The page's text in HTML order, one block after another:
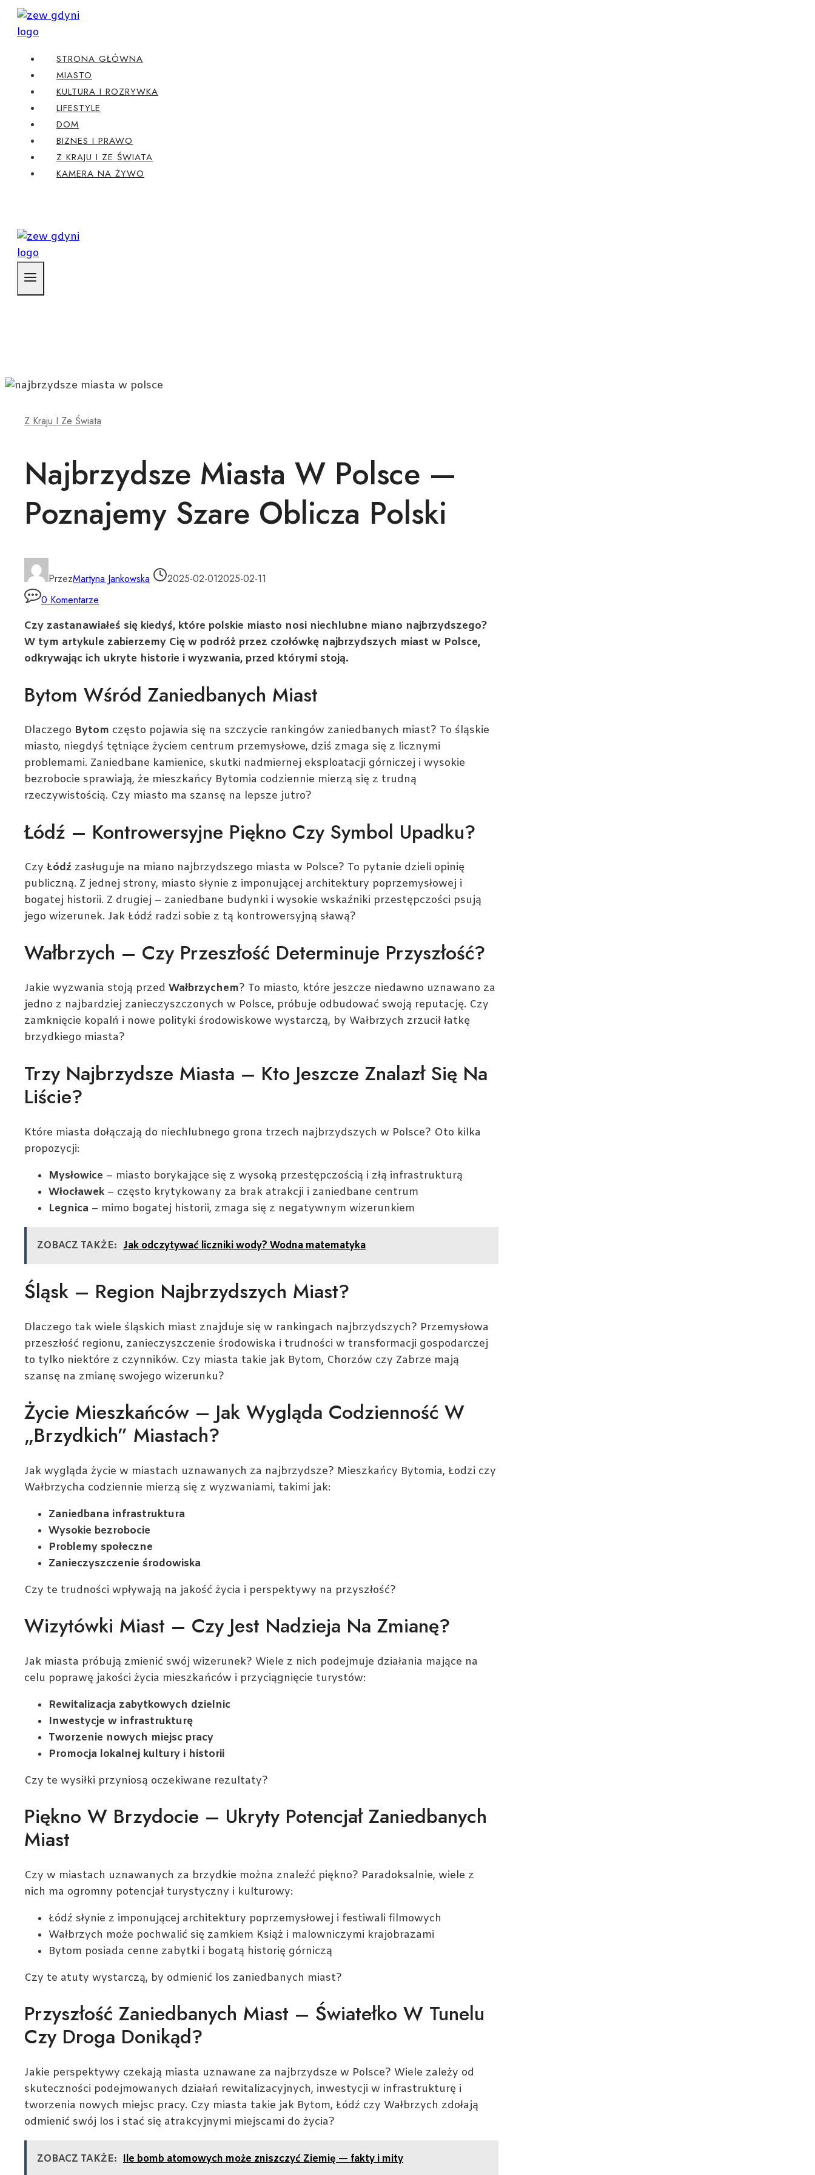
Przejdź
STRONA GŁÓWNA
MIASTO
KULTURA I ROZRYWKA
LIFESTYLE
DOM
BIZNES I PRAWO
Z KRAJU I ZE ŚWIATA
KAMERA NA ŻYWO
Z Kraju I Ze Świata
Najbrzydsze Miasta W Polsce —
Poznajemy Szare Oblicza Polski
PrzezMartyna Jankowska 2025-02-012025-02-11
0 Komentarze
Czy zastanawiałeś się kiedyś, które polskie miasto nosi niechlubne miano najbrzydszego?
W tym artykule zabierzemy Cię w podróż przez czołówkę najbrzydszych miast w Polsce,
odkrywając ich ukryte historie i wyzwania, przed którymi stoją.
Bytom Wśród Zaniedbanych Miast
Dlaczego Bytom często pojawia się na szczycie rankingów zaniedbanych miast? To śląskie
miasto, niegdyś tętniące życiem centrum przemysłowe, dziś zmaga się z licznymi
problemami. Zaniedbane kamienice, skutki nadmiernej eksploatacji górniczej i wysokie
bezrobocie sprawiają, że mieszkańcy Bytomia codziennie mierzą się z trudną
rzeczywistością. Czy miasto ma szansę na lepsze jutro?
Łódź – Kontrowersyjne Piękno Czy Symbol Upadku?
Czy Łódź zasługuje na miano najbrzydszego miasta w Polsce? To pytanie dzieli opinię
publiczną. Z jednej strony, miasto słynie z imponującej architektury poprzemysłowej i
bogatej historii. Z drugiej – zaniedbane budynki i wysokie wskaźniki przestępczości psują
jego wizerunek. Jak Łódź radzi sobie z tą kontrowersyjną sławą?
Wałbrzych – Czy Przeszłość Determinuje Przyszłość?
Jakie wyzwania stoją przed Wałbrzychem? To miasto, które jeszcze niedawno uznawano za
jedno z najbardziej zanieczyszczonych w Polsce, próbuje odbudować swoją reputację. Czy
zamknięcie kopalń i nowe polityki środowiskowe wystarczą, by Wałbrzych zrzucił łatkę
brzydkiego miasta?
Trzy Najbrzydsze Miasta – Kto Jeszcze Znalazł Się Na
Liście?
Które miasta dołączają do niechlubnego grona trzech najbrzydszych w Polsce? Oto kilka
propozycji:
Mysłowice – miasto borykające się z wysoką przestępczością i złą infrastrukturą
Włocławek – często krytykowany za brak atrakcji i zaniedbane centrum
Legnica – mimo bogatej historii, zmaga się z negatywnym wizerunkiem
ZOBACZ TAKŻE: Jak odczytywać liczniki wody? Wodna matematyka
Śląsk – Region Najbrzydszych Miast?
Dlaczego tak wiele śląskich miast znajduje się w rankingach najbrzydszych? Przemysłowa
przeszłość regionu, zanieczyszczenie środowiska i trudności w transformacji gospodarczej
to tylko niektóre z czynników. Czy miasta takie jak Bytom, Chorzów czy Zabrze mają
szansę na zmianę swojego wizerunku?
Życie Mieszkańców – Jak Wygląda Codzienność W
„brzydkich” Miastach?
Jak wygląda życie w miastach uznawanych za najbrzydsze? Mieszkańcy Bytomia, Łodzi czy
Wałbrzycha codziennie mierzą się z wyzwaniami, takimi jak:
Zaniedbana infrastruktura
Wysokie bezrobocie
Problemy społeczne
Zanieczyszczenie środowiska
Czy te trudności wpływają na jakość życia i perspektywy na przyszłość?
Wizytówki Miast – Czy Jest Nadzieja Na Zmianę?
Jak miasta próbują zmienić swój wizerunek? Wiele z nich podejmuje działania mające na
celu poprawę jakości życia mieszkańców i przyciągnięcie turystów:
Rewitalizacja zabytkowych dzielnic
Inwestycje w infrastrukturę
Tworzenie nowych miejsc pracy
Promocja lokalnej kultury i historii
Czy te wysiłki przyniosą oczekiwane rezultaty?
Piękno W Brzydocie – Ukryty Potencjał Zaniedbanych
Miast
Czy w miastach uznawanych za brzydkie można znaleźć piękno? Paradoksalnie, wiele z
nich ma ogromny potencjał turystyczny i kulturowy:
Łódź słynie z imponującej architektury poprzemysłowej i festiwali filmowych
Wałbrzych może pochwalić się zamkiem Książ i malowniczymi krajobrazami
Bytom posiada cenne zabytki i bogatą historię górniczą
Czy te atuty wystarczą, by odmienić los zaniedbanych miast?
Przyszłość Zaniedbanych Miast – Światełko W Tunelu
Czy Droga Donikąd?
Jakie perspektywy czekają miasta uznawane za najbrzydsze w Polsce? Wiele zależy od
skuteczności podejmowanych działań rewitalizacyjnych, inwestycji w infrastrukturę i
tworzenia nowych miejsc pracy. Czy miasta takie jak Bytom, Łódź czy Wałbrzych zdołają
odmienić swój los i stać się atrakcyjnymi miejscami do życia?
ZOBACZ TAKŻE: Ile bomb atomowych może zniszczyć Ziemię — fakty i mity